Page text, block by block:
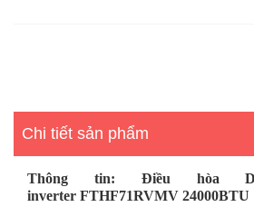
Chi tiết sản phẩm
Thông tin: Điều hòa
inverter FTHF71RVMV 24000BTU